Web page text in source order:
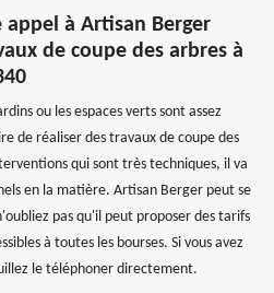
appel à Artisan Berger
de coupe des arbres à
ou les espaces verts sont assez
de réaliser des travaux de coupe des
qui sont très techniques, il va
en la matière. Artisan Berger peut se
pas qu'il peut proposer des tarifs
à toutes les bourses. Si vous avez
le téléphoner directement.